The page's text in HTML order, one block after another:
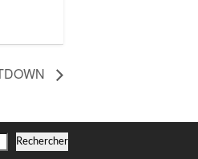
Rechercher